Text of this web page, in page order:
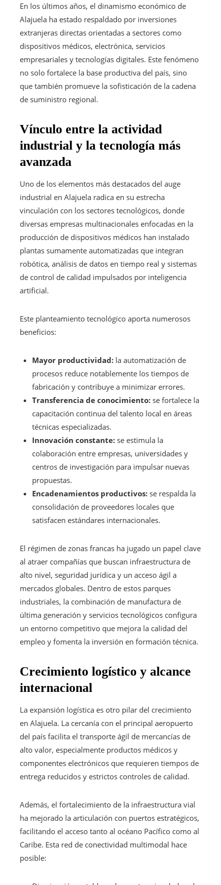
En los últimos años, el dinamismo económico de
Alajuela ha estado respaldado por inversiones
extranjeras directas orientadas a sectores como
dispositivos médicos, electrónica, servicios
empresariales y tecnologías digitales. Este fenómeno
no solo fortalece la base productiva del país, sino
que también promueve la sofisticación de la cadena
de suministro regional.
Vínculo entre la actividad
industrial y la tecnología más
avanzada
Uno de los elementos más destacados del auge
industrial en Alajuela radica en su estrecha
vinculación con los sectores tecnológicos, donde
diversas empresas multinacionales enfocadas en la
producción de dispositivos médicos han instalado
plantas sumamente automatizadas que integran
robótica, análisis de datos en tiempo real y sistemas
de control de calidad impulsados por inteligencia
artificial.
Este planteamiento tecnológico aporta numerosos
beneficios:
Mayor productividad: la automatización de
procesos reduce notablemente los tiempos de
fabricación y contribuye a minimizar errores.
Transferencia de conocimiento: se fortalece la
capacitación continua del talento local en áreas
técnicas especializadas.
Innovación constante: se estimula la
colaboración entre empresas, universidades y
centros de investigación para impulsar nuevas
propuestas.
Encadenamientos productivos: se respalda la
consolidación de proveedores locales que
satisfacen estándares internacionales.
El régimen de zonas francas ha jugado un papel clave
al atraer compañías que buscan infraestructura de
alto nivel, seguridad jurídica y un acceso ágil a
mercados globales. Dentro de estos parques
industriales, la combinación de manufactura de
última generación y servicios tecnológicos configura
un entorno competitivo que mejora la calidad del
empleo y fomenta la inversión en formación técnica.
Crecimiento logístico y alcance
internacional
La expansión logística es otro pilar del crecimiento
en Alajuela. La cercanía con el principal aeropuerto
del país facilita el transporte ágil de mercancías de
alto valor, especialmente productos médicos y
componentes electrónicos que requieren tiempos de
entrega reducidos y estrictos controles de calidad.
Además, el fortalecimiento de la infraestructura vial
ha mejorado la articulación con puertos estratégicos,
facilitando el acceso tanto al océano Pacífico como al
Caribe. Esta red de conectividad multimodal hace
posible: